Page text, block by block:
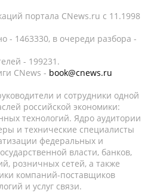
портала CNews.ru c 11.1998
- 1463330, в очереди разбора -
- 199231.
CNews - book@cnews.ru
и сотрудники одной
российской экономики:
технологий. Ядро аудитории
и технические специалисты
федеральных и
власти, банков,
розничных сетей, а также
компаний-поставщиков
и услуг связи.